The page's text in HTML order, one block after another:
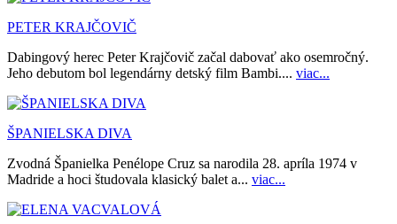
PETER KRAJČOVIČ
Dabingový herec Peter Krajčovič začal dabovať ako osemročný.
Jeho debutom bol legendárny detský film Bambi.... viac...
ŠPANIELSKA DIVA
Zvodná Španielka Penélope Cruz sa narodila 28. apríla 1974 v
Madride a hoci študovala klasický balet a... viac...